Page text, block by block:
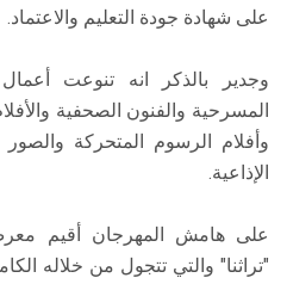
على شهادة جودة التعليم والاعتماد.
وجدير بالذكر انه تنوعت
المسرحية والفنون الصحفية
وأفلام الرسوم المتحركة والصور
الإذاعية.
على هامش المهرجان أقيم
"تراثنا" والتي تتجول من خلاله